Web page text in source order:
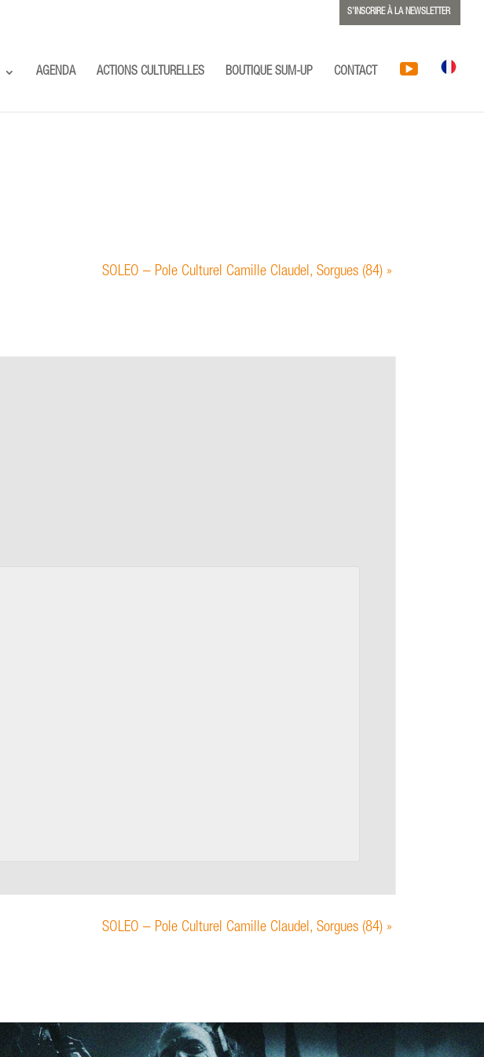
S’INSCRIRE À LA NEWSLETTER
AGENDA ACTIONS CULTURELLES BOUTIQUE SUM-UP CONTACT
SOLEO – Pole Culturel Camille Claudel, Sorgues (84) »
SOLEO – Pole Culturel Camille Claudel, Sorgues (84) »